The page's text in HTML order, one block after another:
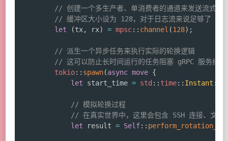
// 创建一个多生产者、单消费者的通道来发送流式响
// 缓冲区大小设为 128，对于日志流来说足够了
let
(tx, rx) = mpsc:: channel (128) ;
// 派生一个异步任务来执行实际的轮换逻辑
// 这可以防止长时间运行的任务阻塞 gRPC 服务线程
tokio:: spawn(async move {
let start_time = std :: time:: Instant ::
// 模拟轮换过程
// 在真实世界中，这里会包含 SSH 连接、文
let result = Self::